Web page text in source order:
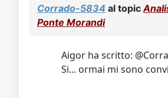
Corrado-5834 al topic
Ponte Morandi
Aigor ha scritto:
Si... ormai mi sono